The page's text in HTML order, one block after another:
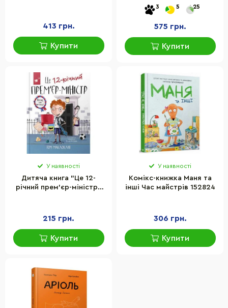
413 грн.
Купити
253868
3 5 25
575 грн.
Купити
У наявності
Дитяча книга "Це 12-
річний прем’єр-міністр"
215 грн.
Купити
У наявності
Комікс-книжка Маня та
інші Час майстрів 152824
306 грн.
Купити